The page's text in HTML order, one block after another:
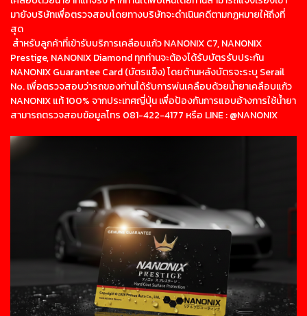
มายังบริษัทเพื่อตรวจสอบโดยทางบริษัทจะดำเนินคดีตามกฏหมายให้ถึงที่
สุด
สำหรับลูกค้าที่เข้ารับบริการเคลือบแก้ว NANONIX C7, NANONIX
Prestige, NANONIX Diamond ทุกท่านจะต้องได้รับบัตรรับประกัน
NANONIX Guarantee Card (บัตรแข็ง) โดยด้านหลังบัตรจะระบุ Serail
No. เพื่อตรวจสอบว่ารถของท่านได้รับการพ่นเคลือบด้วยน้ำยาเคลือบแก้ว
NANONIX แท้ 100% จากประเทศญี่ปุ่น เพื่อป้องกันการแอบอ้างการใช้น้ำยา
สามารถตรวจสอบข้อมูลโทร 081-422-4177 หรือ LINE : @NANONIX